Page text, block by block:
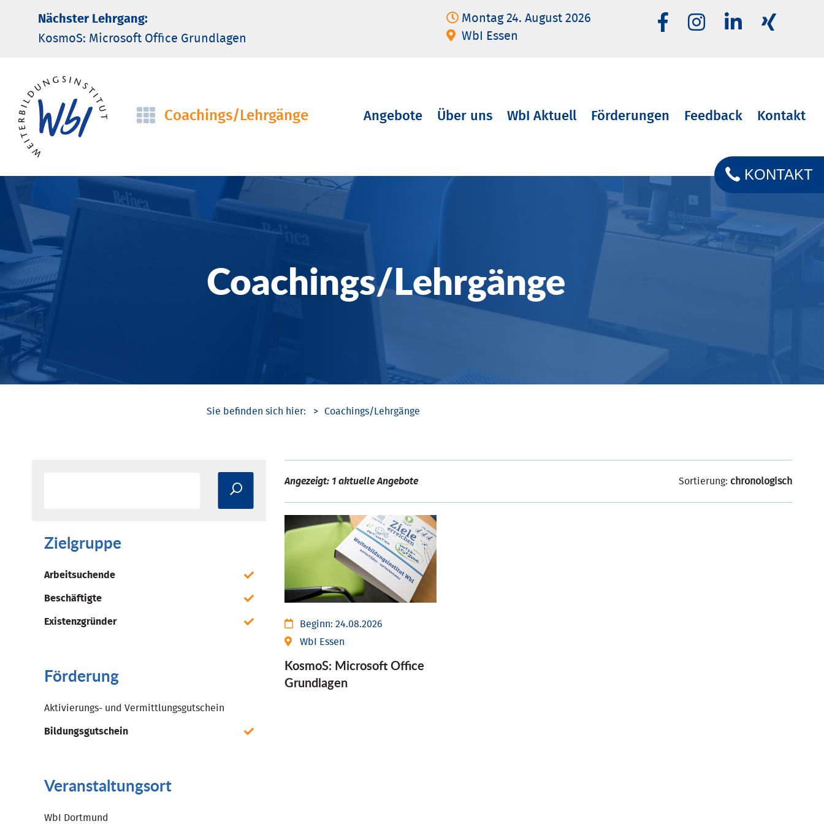
Nächster Lehrgang:
KosmoS: Microsoft Office Grund­lagen
Montag 24. August 2026
WbI Essen
Navigation
Coachings/­Lehrgänge
Navigation
Angebote Über uns WbI Aktuell Förderungen Feedback Kontakt
Coachings/­Lehrgänge
KONTAKT
Coachings/­Lehrgänge
Zielgruppe
Arbeitsuchende
Beschäftigte
Existenzgründer
Förderung
Aktivierungs- und Vermittlungsgutschein
Bildungsgutschein
Veranstaltungsort
WbI Dortmund
Angezeigt: 1 aktuelle Angebote Sortierung: chronologisch
Beginn: 24.08.2026
WbI Essen
KosmoS: Microsoft Office
Grund­lagen